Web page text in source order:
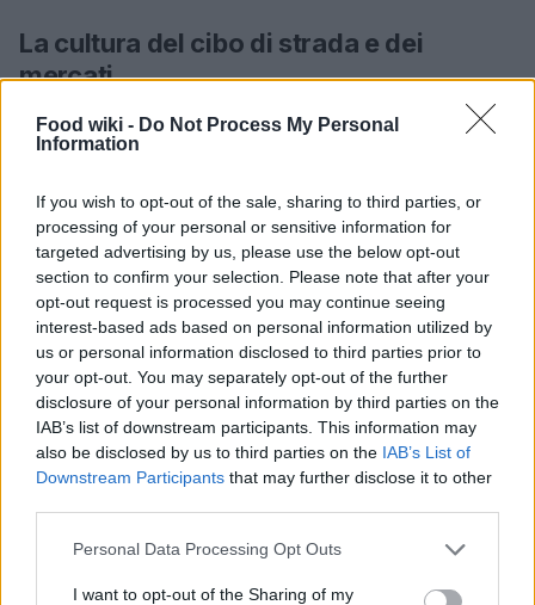
Food wiki - Do Not Process My Personal
Information
If you wish to opt-out of the sale, sharing to third parties, or
processing of your personal or sensitive information for
targeted advertising by us, please use the below opt-out
section to confirm your selection. Please note that after your
opt-out request is processed you may continue seeing
interest-based ads based on personal information utilized by
us or personal information disclosed to third parties prior to
your opt-out. You may separately opt-out of the further
disclosure of your personal information by third parties on the
IAB’s list of downstream participants. This information may
also be disclosed by us to third parties on the IAB’s List of
Downstream Participants that may further disclose it to other
Please note that this website/app uses one or more Google
not limited to your visit or usage behaviour. You may click to
Personal Data Processing Opt Outs
I want to opt-out of the Sharing of my
La cultura del cibo di strada e dei
mercati
Non si può parlare di Berlino senza menzionare i
suoiImbiss, i chioschi di street food che offrono
anche i mercati storici comeRogacki, dove il pesce
affumicato è un must per chi desidera immergersi
nella tradizione gastronomica della città. Qui,
operai e hipster si mescolano, tutti attratti
dall’aroma inconfondibile del pesce fresco. La
gastronomia berlinese è un viaggio attraverso i
sapori, un modo per riscoprire le radici culinarie di
un paese che ha molto da offrire.
Un patrimonio da preservare